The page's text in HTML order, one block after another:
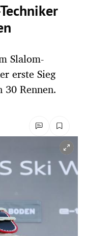
Slalom-
erste Sieg
Rennen.